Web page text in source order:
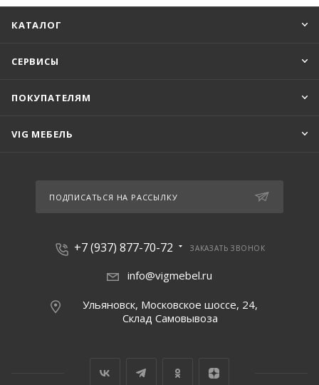
КАТАЛОГ
СЕРВИСЫ
ПОКУПАТЕЛЯМ
VIG МЕБЕЛЬ
ПОДПИСАТЬСЯ НА РАССЫЛКУ
+7 (937) 877-70-72 ЗАКАЗАТЬ ЗВОНОК
info@vigmebel.ru
Ульяновск, Московское шоссе, 24,
Склад Cамовывоза